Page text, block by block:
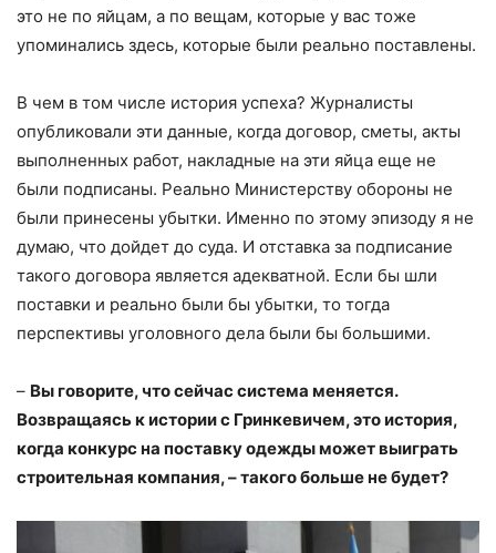
это не по яйцам, а по вещам, которые у вас тоже
упоминались здесь, которые были реально поставлены.
В чем в том числе история успеха? Журналисты
опубликовали эти данные, когда договор, сметы, акты
выполненных работ, накладные на эти яйца еще не
были подписаны. Реально Министерству обороны не
были принесены убытки. Именно по этому эпизоду я не
думаю, что дойдет до суда. И отставка за подписание
такого договора является адекватной. Если бы шли
поставки и реально были бы убытки, то тогда
перспективы уголовного дела были бы большими.
– Вы говорите, что сейчас система меняется.
Возвращаясь к истории с Гринкевичем, это история,
когда конкурс на поставку одежды может выиграть
строительная компания, – такого больше не будет?